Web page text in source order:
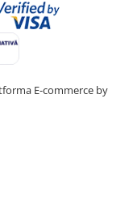
E-commerce by